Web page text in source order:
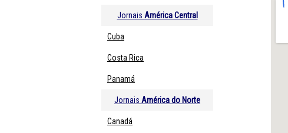
Jornais América Central
Cuba
Costa Rica
Panamá
Jornais América do Norte
Canadá